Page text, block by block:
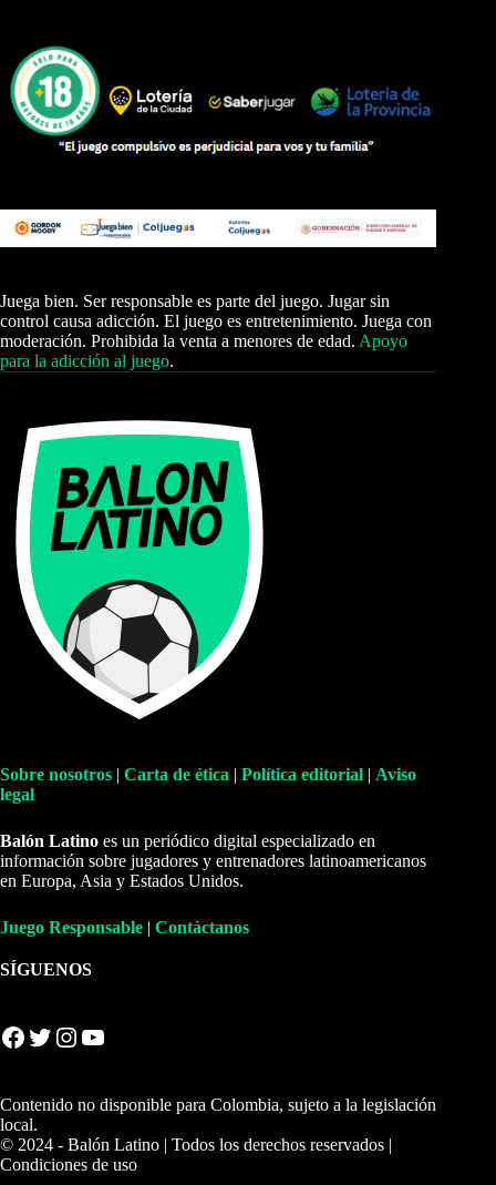
Juega bien. Ser responsable es parte del juego. Jugar sin
control causa adicción. El juego es entretenimiento. Juega con
moderación. Prohibida la venta a menores de edad. Apoyo
para la adicción al juego.
Sobre nosotros | Carta de ética | Política editorial | Aviso
legal
Balón Latino es un periódico digital especializado en
información sobre jugadores y entrenadores latinoamericanos
en Europa, Asia y Estados Unidos.
Juego Responsable | Contáctanos
SÍGUENOS
Facebook Twitter Instagram YouTube
Contenido no disponible para Colombia, sujeto a la legislación
local.
© 2024 - Balón Latino | Todos los derechos reservados |
Condiciones de uso